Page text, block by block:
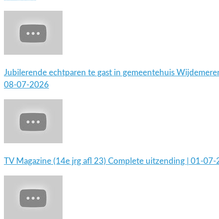
Jubilerende echtparen te gast in gemeentehuis
08-07-2026
TV Magazine (14e jrg afl 23) Complete uitzending | 01-07-